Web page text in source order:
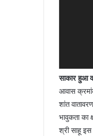
साकार हुआ
आवास
शांत
भावुकता का
श्री साहू